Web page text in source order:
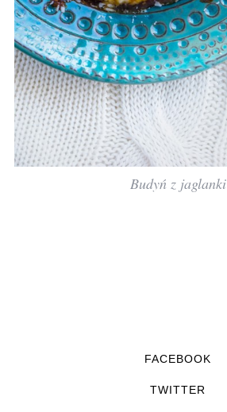
Budyń z jaglanki
FACEBOOK
TWITTER